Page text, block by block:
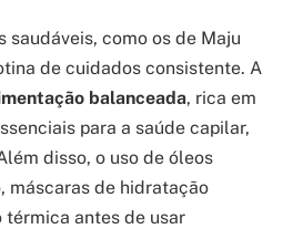
saudáveis, como os de Maju
de cuidados consistente. A
balanceada, rica em
para a saúde capilar,
disso, o uso de óleos
máscaras de hidratação
térmica antes de usar